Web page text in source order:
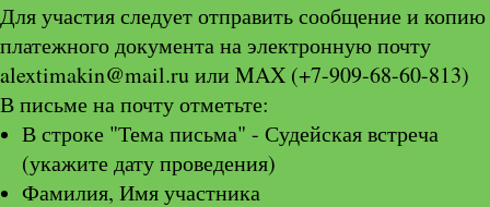
Для участия следует отправить сообщение и копию
платежного документа на электронную почту
alextimakin@mail.ru или MAX (+7-909-68-60-813)
В письме на почту отметьте:
В строке "Тема письма" - Судейская встреча
(укажите дату проведения)
Фамилия, Имя участника